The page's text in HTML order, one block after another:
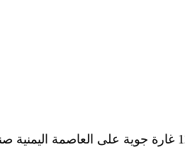
أعلنت جماعة الحوثي أن الطيران “الأميركي البريطاني” شن 12 غارة جوية على العاصمة